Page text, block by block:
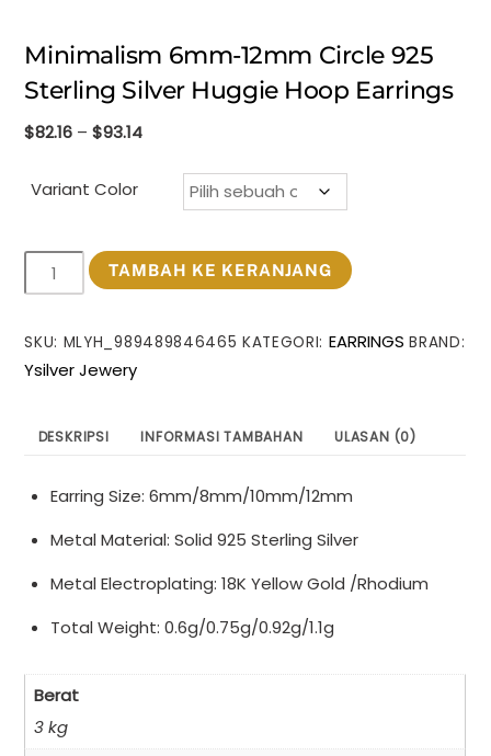
Minimalism 6mm-12mm Circle 925
Sterling Silver Huggie Hoop Earrings
$82.16 – $93.14Rentang
$82.16
hingga
Variant Color
Kuantitas
Minimalism
12mm
Circle
Sterling
Hoop
Earrings
TAMBAH KE KERANJANG
SKU: MLYH_989489846465 KATEGORI: EARRINGS BRAND:
Ysilver Jewery
DESKRIPSI INFORMASI TAMBAHAN ULASAN (0)
Earring Size: 6mm/8mm/10mm/12mm
Metal Material: Solid 925 Sterling Silver
Metal Electroplating: 18K Yellow Gold /Rhodium
Total Weight: 0.6g/0.75g/0.92g/1.1g
Berat
3 kg